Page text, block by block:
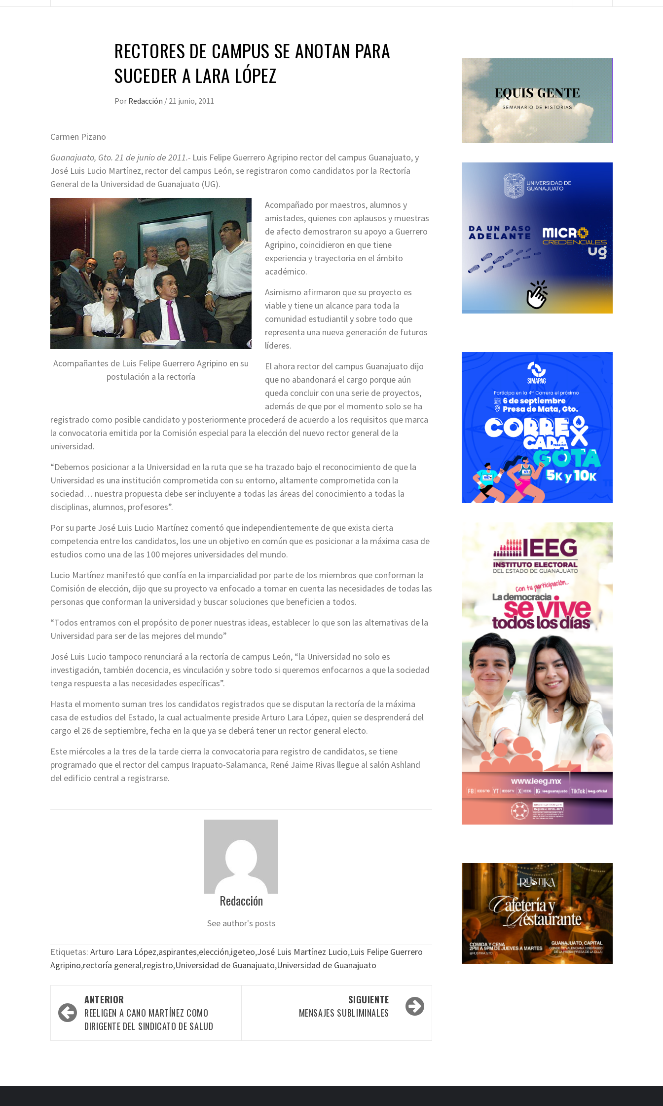
RECTORES DE CAMPUS SE ANOTAN PARA
SUCEDER A LARA LÓPEZ
Por Redacción / 21 junio, 2011
Carmen Pizano
Guanajuato, Gto. 21 de junio de 2011.- Luis Felipe Guerrero Agripino rector del campus Guanajuato, y
José Luis Lucio Martínez, rector del campus León, se registraron como candidatos por la Rectoría
General de la Universidad de Guanajuato (UG).
Acompañantes de Luis Felipe Guerrero Agripino en su
postulación a la rectoría
Acompañado por maestros, alumnos y
amistades, quienes con aplausos y muestras
de afecto demostraron su apoyo a Guerrero
Agripino, coincidieron en que tiene
experiencia y trayectoria en el ámbito
académico.
Asimismo afirmaron que su proyecto es
viable y tiene un alcance para toda la
comunidad estudiantil y sobre todo que
representa una nueva generación de futuros
líderes.
El ahora rector del campus Guanajuato dijo
que no abandonará el cargo porque aún
queda concluir con una serie de proyectos,
además de que por el momento solo se ha
registrado como posible candidato y posteriormente procederá de acuerdo a los requisitos que marca
la convocatoria emitida por la Comisión especial para la elección del nuevo rector general de la
universidad.
“Debemos posicionar a la Universidad en la ruta que se ha trazado bajo el reconocimiento de que la
Universidad es una institución comprometida con su entorno, altamente comprometida con la
sociedad… nuestra propuesta debe ser incluyente a todas las áreas del conocimiento a todas la
disciplinas, alumnos, profesores”.
Por su parte José Luis Lucio Martínez comentó que independientemente de que exista cierta
competencia entre los candidatos, los une un objetivo en común que es posicionar a la máxima casa de
estudios como una de las 100 mejores universidades del mundo.
Lucio Martínez manifestó que confía en la imparcialidad por parte de los miembros que conforman la
Comisión de elección, dijo que su proyecto va enfocado a tomar en cuenta las necesidades de todas las
personas que conforman la universidad y buscar soluciones que beneficien a todos.
“Todos entramos con el propósito de poner nuestras ideas, establecer lo que son las alternativas de la
Universidad para ser de las mejores del mundo”
José Luis Lucio tampoco renunciará a la rectoría de campus León, “la Universidad no solo es
investigación, también docencia, es vinculación y sobre todo si queremos enfocarnos a que la sociedad
tenga respuesta a las necesidades específicas”.
Hasta el momento suman tres los candidatos registrados que se disputan la rectoría de la máxima
casa de estudios del Estado, la cual actualmente preside Arturo Lara López, quien se desprenderá del
cargo el 26 de septiembre, fecha en la que ya se deberá tener un rector general electo.
Este miércoles a la tres de la tarde cierra la convocatoria para registro de candidatos, se tiene
programado que el rector del campus Irapuato-Salamanca, René Jaime Rivas llegue al salón Ashland
del edificio central a registrarse.
Redacción
See author's posts
Etiquetas: Arturo Lara López,aspirantes,elección,igeteo,José Luis Martínez Lucio,Luis Felipe Guerrero
Agripino,rectoría general,registro,Universidad de Guanajuato,Universidad de Guanajuato
Navegación
por
ANTERIOR
REELIGEN A CANO MARTÍNEZ COMO
DIRIGENTE DEL SINDICATO DE SALUD
SIGUIENTE
MENSAJES SUBLIMINALES